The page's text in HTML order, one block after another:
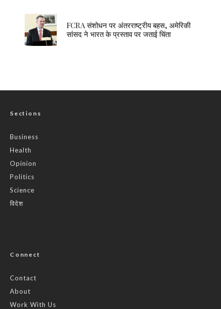
FCRA संशोधन पर अंतरराष्ट्रीय बहस, अमेरिकी
सांसद ने भारत के प्रस्ताव पर जताई चिंता
Sections
Business
Health
Opinion
Politics
Science
विदेश
Connect
Contact
About
Work With Us